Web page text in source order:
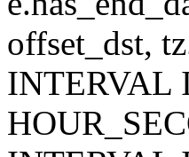
offset_dst,
INTERVAL